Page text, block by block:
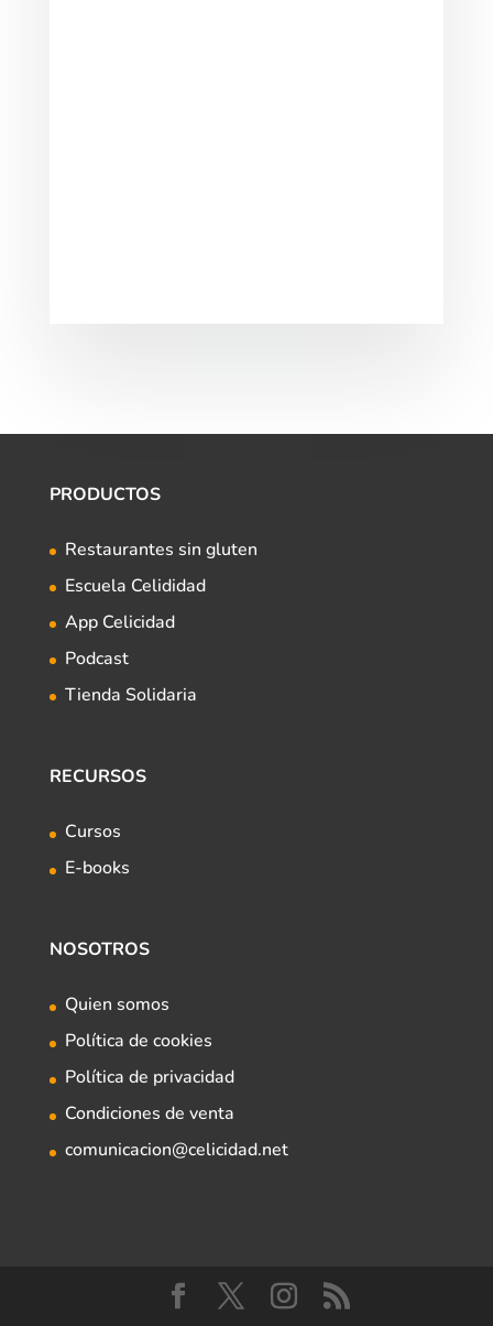
PRODUCTOS
Restaurantes sin gluten
Escuela Celididad
App Celicidad
Podcast
Tienda Solidaria
RECURSOS
Cursos
E-books
NOSOTROS
Quien somos
Política de cookies
Política de privacidad
Condiciones de venta
comunicacion@celicidad.net